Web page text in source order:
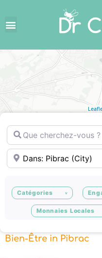
Que cherchez-vous ?
Où ?
Catégories
Monnaies Locales
Bien-Être in Pibrac